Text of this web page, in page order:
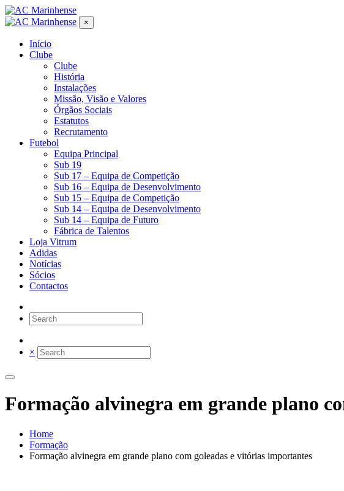
×
Início
Clube
Clube
História
Instalações
Missão, Visão e Valores
Órgãos Sociais
Estatutos
Recrutamento
Futebol
Equipa Principal
Sub 19
Sub 17 – Equipa de Competição
Sub 16 – Equipa de Desenvolvimento
Sub 15 – Equipa de Competição
Sub 14 – Equipa de Desenvolvimento
Sub 14 – Equipa de Futuro
Fábrica de Talentos
Loja Vitrum
Adidas
Notícias
Sócios
Contactos
×
Formação alvinegra em grande plano
Home
Formação
Formação alvinegra em grande plano com goleadas e vitórias importantes